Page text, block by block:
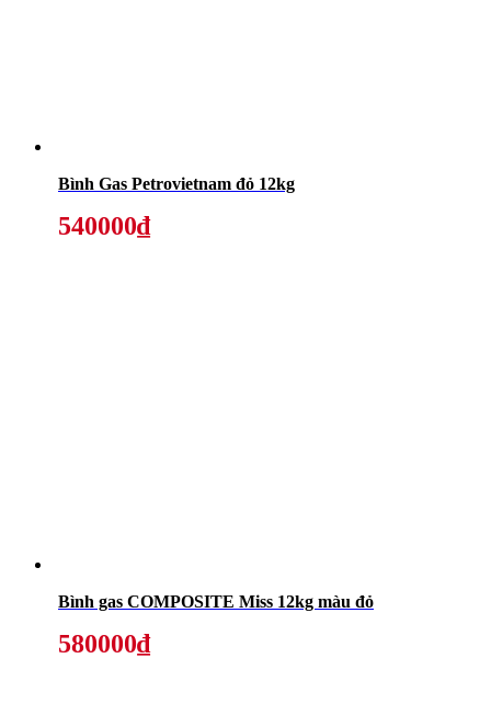
Bình Gas Petrovietnam đỏ 12kg
540000₫
Bình gas COMPOSITE Miss 12kg màu đỏ
580000₫